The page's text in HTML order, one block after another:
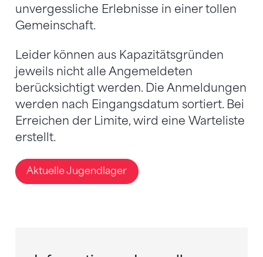
unvergessliche Erlebnisse in einer tollen
Gemeinschaft.
Leider können aus Kapazitätsgründen
jeweils nicht alle Angemeldeten
berücksichtigt werden. Die Anmeldungen
werden nach Eingangsdatum sortiert. Bei
Erreichen der Limite, wird eine Warteliste
erstellt.
Aktuelle Jugendlager